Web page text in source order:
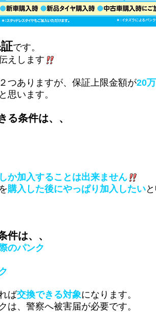
です。
えします
つありますが、 保証上限金額が20
思います。
る条件は、、
か加入することは出来ません
購入した後にやっぱり加入したい
件は、、
のパンク
ば交換できる対象になります。
は、警察へ被害届が必要です。